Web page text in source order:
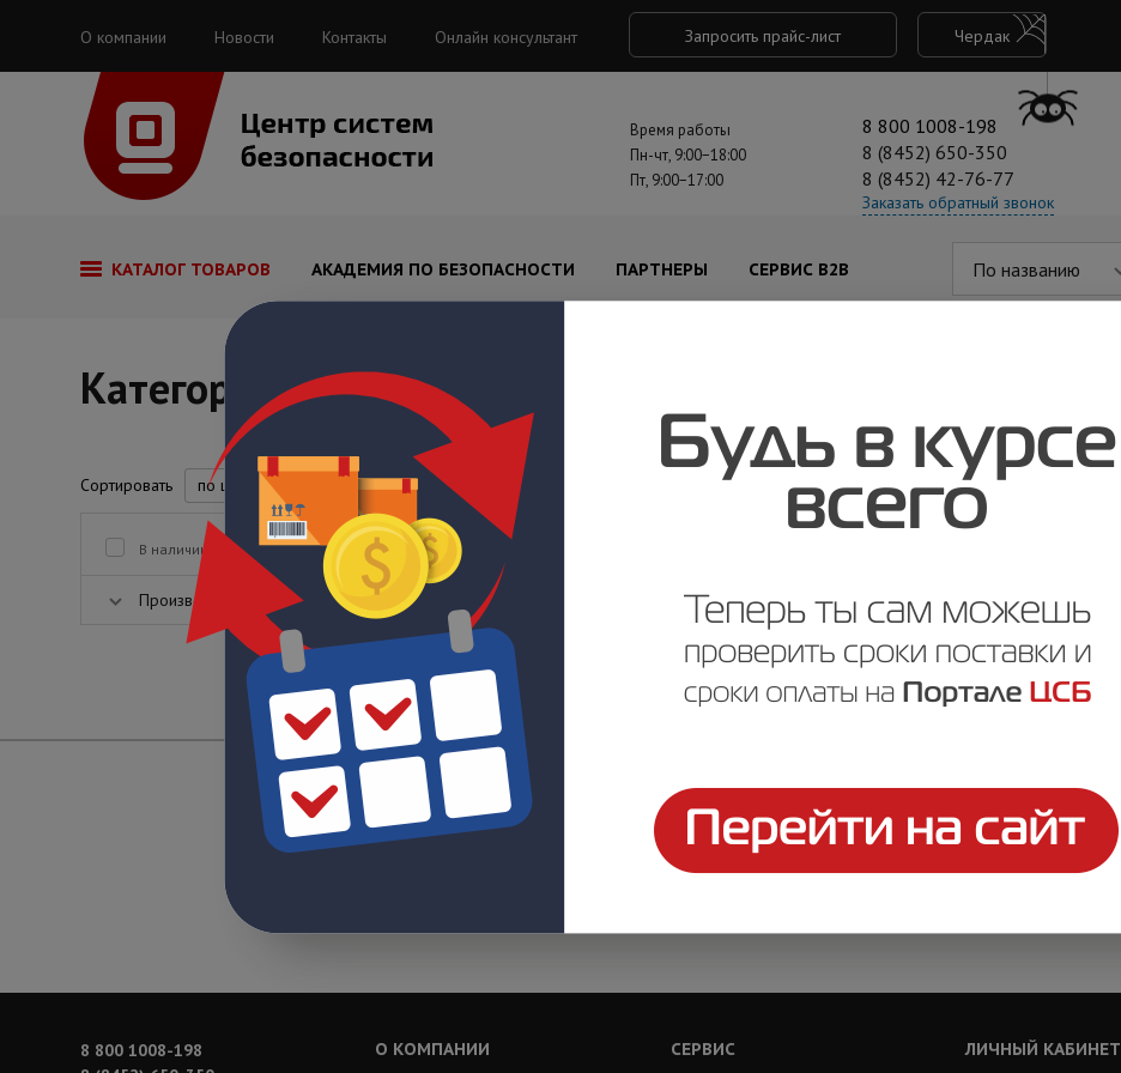
О компании Новости Контакты Онлайн консультант Запросить прайс-лист Чердак
Время работы
Пн-чт, 9:00−18:00
Пт, 9:00−17:00
8 800 1008-198
8 (8452) 650-350
8 (8452) 42-76-77
Заказать обратный звонок
КАТАЛОГ ТОВАРОВ АКАДЕМИЯ ПО БЕЗОПАСНОСТИ ПАРТНЕРЫ СЕРВИС B2B По названию
Категория
Сортировать по цене по названию
В наличии
Производитель
8 800 1008-198
О КОМПАНИИ СЕРВИС ЛИЧНЫЙ КАБИНЕТ